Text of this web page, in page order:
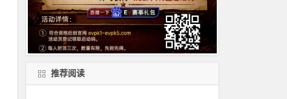
推荐阅读